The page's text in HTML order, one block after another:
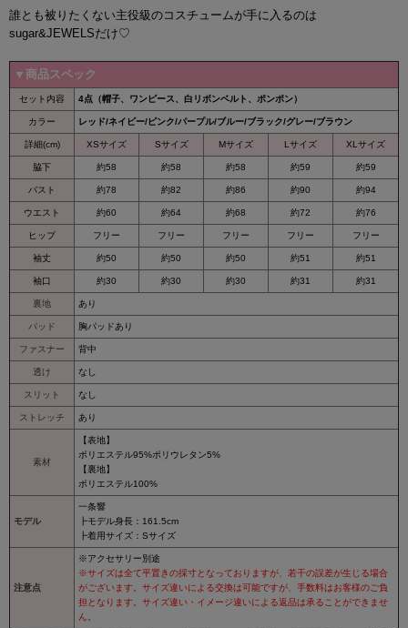
誰とも被りたくない主役級のコスチュームが手に入るのは
sugar&JEWELSだけ♡
▼商品スペック
セット内容 4点（帽子、ワンピース、白リボンベルト、ポンポン）
カラー レッド/ネイビー/ピンク/パープル/ブルー/ブラック/グレー/ブラウン
詳細(cm) XSサイズ Sサイズ Mサイズ Lサイズ XLサイズ
脇下 約58 約58 約58 約59 約59
バスト 約78 約82 約86 約90 約94
ウエスト 約60 約64 約68 約72 約76
ヒップ フリー フリー フリー フリー フリー
袖丈 約50 約50 約50 約51 約51
袖口 約30 約30 約30 約31 約31
裏地 あり
パッド 胸パッドあり
ファスナー 背中
透け なし
スリット なし
ストレッチ あり
素材
【表地】
ポリエステル95%ポリウレタン5%
【裏地】
ポリエステル100%
モデル
一条響
┣モデル身長：161.5cm
┣着用サイズ：Sサイズ
注意点
※アクセサリー別途
※サイズは全て平置きの採寸となっておりますが、若干の誤差が生じる場合
がございます。サイズ違いによる交換は可能ですが、手数料はお客様のご負
担となります。サイズ違い・イメージ違いによる返品は承ることができませ
ん。